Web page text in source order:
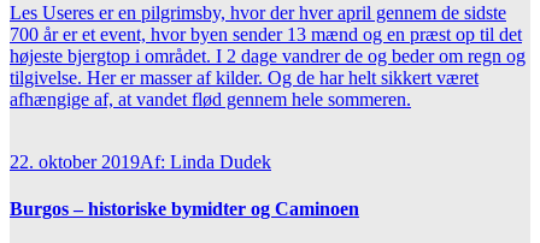
Les Useres er en pilgrimsby, hvor der hver april gennem de sidste
700 år er et event, hvor byen sender 13 mænd og en præst op til det
højeste bjergtop i området. I 2 dage vandrer de og beder om regn og
tilgivelse. Her er masser af kilder. Og de har helt sikkert været
afhængige af, at vandet flød gennem hele sommeren.
22. oktober 2019Af: Linda Dudek
Burgos – historiske bymidter og Caminoen